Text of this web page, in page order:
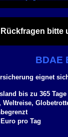
Rückfragen bitte
BDAE
eignet
bis zu 365
Weltreise,
pro Tag